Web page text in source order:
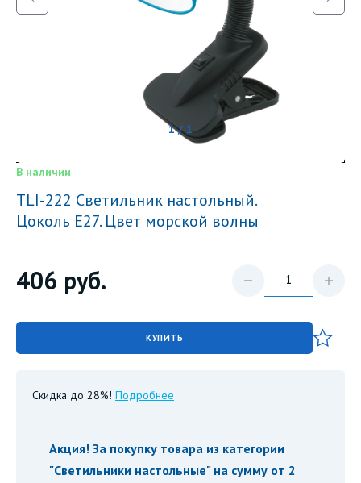
1 / 1
В наличии
TLI-222 Светильник настольный.
Цоколь E27. Цвет морской волны
406 руб.
КУПИТЬ
Скидка до 28%! Подробнее
Акция! За покупку товара из категории
"Светильники настольные" на сумму от 2